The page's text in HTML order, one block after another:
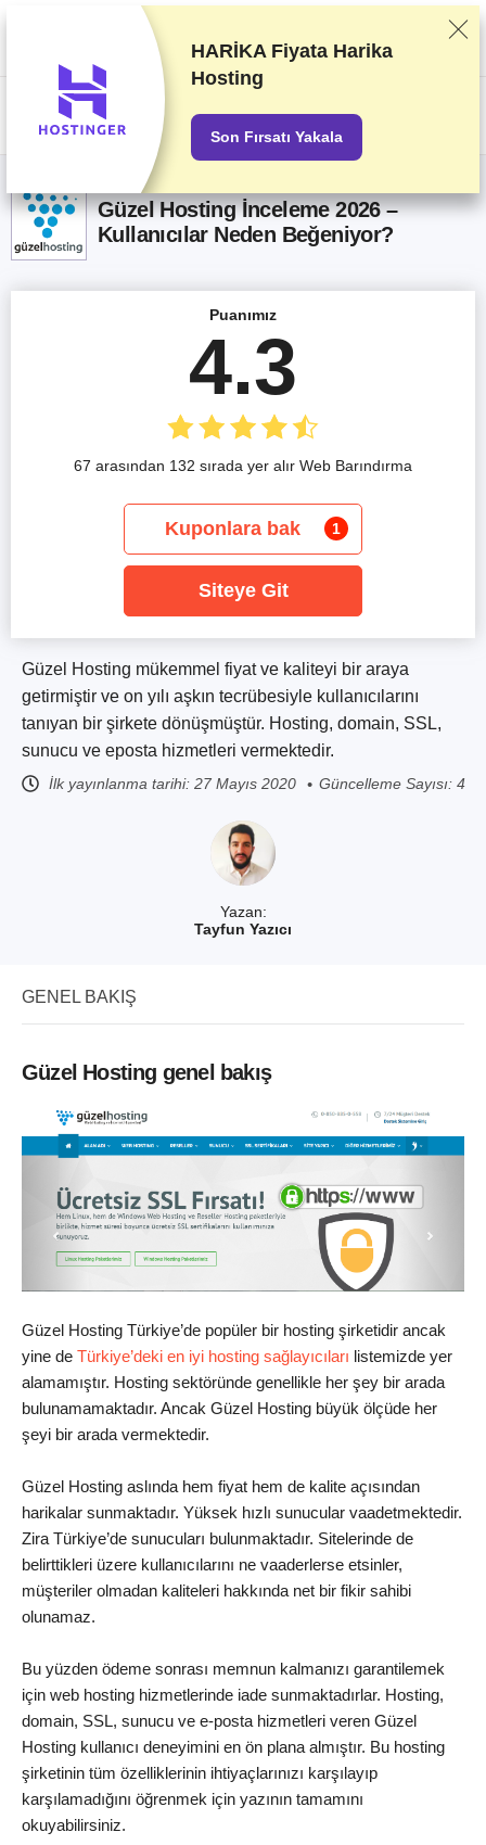
Sağlayıcıları titizlikle gerçekleştirdiğimiz test ve araştırmaları baz alarak
sıralandırıyoruz. Sıralama konusunda sağlayıcılarla olan ticari
anlaşmalarımızı da dikkate alıyoruz. Bu sayfada ortaklık yapılan
sağlayıcıların bağlantıları içeriyor. Reklam Açıklamaları
US$
Güzel Hosting İnceleme 2026 –
Kullanıcılar Neden Beğeniyor?
Yazan:
Tayfun Yazıcı
Güzel Hosting mükemmel fiyat ve kaliteyi bir araya
getirmiştir ve on yılı aşkın tecrübesiyle kullanıcılarını
tanıyan bir şirkete dönüşmüştür. Hosting, domain, SSL,
sunucu ve eposta hizmetleri vermektedir.
İlk yayınlanma tarihi: 27 Mayıs 2020 Güncelleme Sayısı: 4
Puanımız
4.3
67 arasından 132 sırada yer alır Web Barındırma
Kuponlara bak 1
Siteye Git
GENEL BAKIŞ
Güzel Hosting genel bakış
Güzel Hosting Türkiye’de popüler bir hosting şirketidir ancak
yine de Türkiye’deki en iyi hosting sağlayıcıları listemizde yer
alamamıştır. Hosting sektöründe genellikle her şey bir arada
bulunamamaktadır. Ancak Güzel Hosting büyük ölçüde her
şeyi bir arada vermektedir.
Güzel Hosting aslında hem fiyat hem de kalite açısından
harikalar sunmaktadır. Yüksek hızlı sunucular vaadetmektedir.
Zira Türkiye’de sunucuları bulunmaktadır. Sitelerinde de
belirttikleri üzere kullanıcılarını ne vaaderlerse etsinler,
müşteriler olmadan kaliteleri hakkında net bir fikir sahibi
olunamaz.
Bu yüzden ödeme sonrası memnun kalmanızı garantilemek
için web hosting hizmetlerinde iade sunmaktadırlar. Hosting,
domain, SSL, sunucu ve e-posta hizmetleri veren Güzel
Hosting kullanıcı deneyimini en ön plana almıştır. Bu hosting
şirketinin tüm özelliklerinin ihtiyaçlarınızı karşılayıp
karşılamadığını öğrenmek için yazının tamamını
okuyabilirsiniz.
HARİKA Fiyata Harika
Hosting
Son Fırsatı Yakala